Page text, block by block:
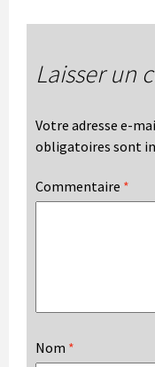
Laisser un
Votre adresse e-
obligatoires sont
Commentaire *
Nom *